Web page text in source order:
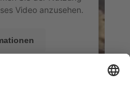
Video anzusehen.